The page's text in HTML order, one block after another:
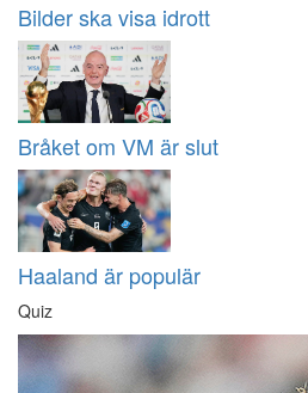
Bilder ska visa idrott
Bråket om VM är slut
Haaland är populär
Quiz